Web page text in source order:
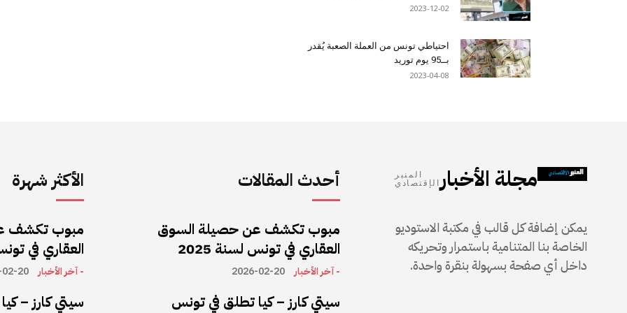
2023-12-02
احتياطي تونس من العملة الصعبة يُقدر
بــ95 يوم توريد
2023-04-08
الأكثر شهرة
مبوب تكشف
العقاري في تونس
- آخر الأخبار 20
سيتي كارز –
أحدث المقالات
مبوب تكشف عن حصيلة السوق
العقاري في تونس لسنة 2025
- آخر الأخبار 2026-02-20
سيتي كارز – كيا تطلق في تونس
مجلة الأخبار
المنبر
الإقتصادي
يمكن إضافة كل قالب في مكتبة الاستوديو
الخاصة بنا المتنامية باستمرار وتحريكه
داخل أي صفحة بسهولة بنقرة واحدة.